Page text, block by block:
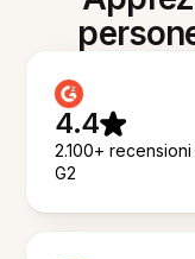
4.4
2.100+ recensioni
G2